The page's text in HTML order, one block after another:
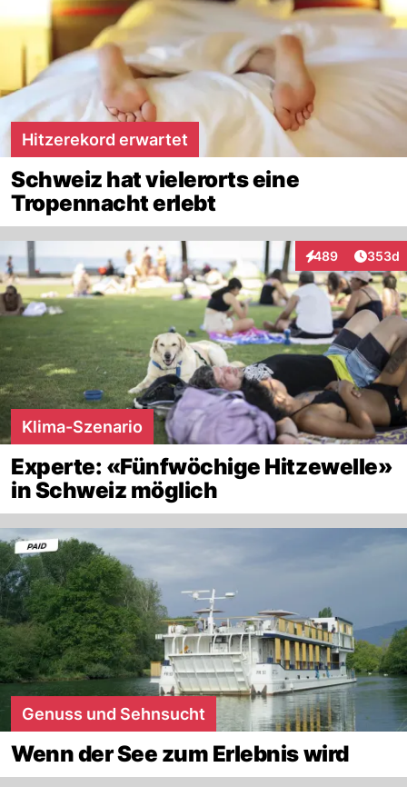
Hitzerekord erwartet
Schweiz hat vielerorts eine
Tropennacht erlebt
489
Interaktionen353d
Klima-Szenario
Experte: «Fünfwöchige Hitzewelle»
in Schweiz möglich
Genuss und Sehnsucht
Wenn der See zum Erlebnis wird